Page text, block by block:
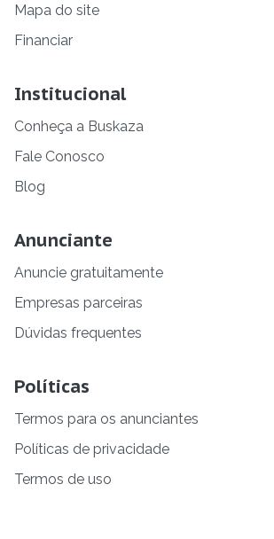
Mapa do site
Financiar
Institucional
Conheça a Buskaza
Fale Conosco
Blog
Anunciante
Anuncie gratuitamente
Empresas parceiras
Dúvidas frequentes
Políticas
Termos para os anunciantes
Políticas de privacidade
Termos de uso